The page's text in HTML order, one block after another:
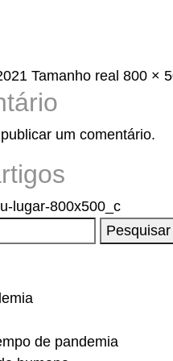
Tamanho real 800 ×
um comentário.
lugar-800x500_c
Pesquisar
de pandemia